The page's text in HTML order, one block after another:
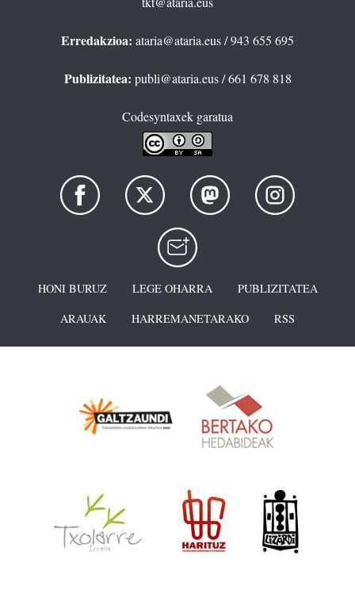
Erredakzioa: ataria@ataria.eus/ 943 655 695
Publizitatea: publi@ataria.eus/ 661 678 818
Codesyntaxek garatua
HONI BURUZ LEGE OHARRA
PUBLIZITATEA
ARAUAK
HARREMANETARAKO RSS